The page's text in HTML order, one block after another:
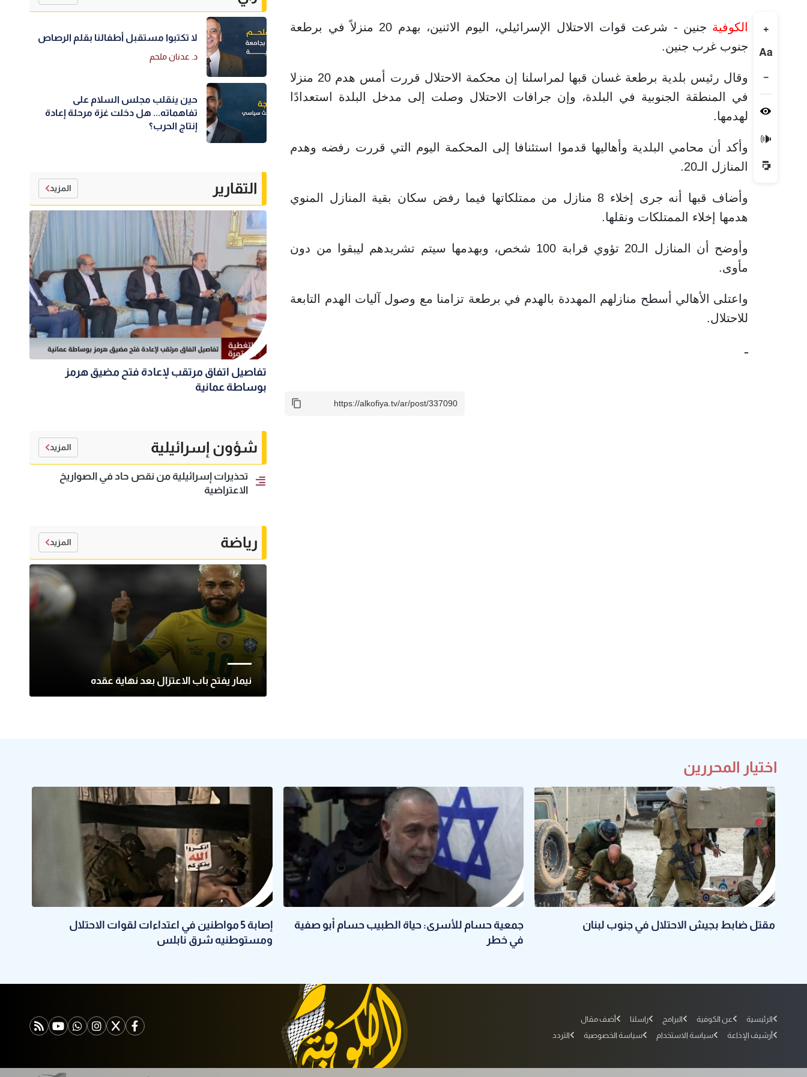
+
Aa
−
🔊
الكوفية
جنين - شرعت قوات الاحتلال الإسرائيلي، اليوم الاثنين، بهدم 20 منزلاً في برطعة
جنوب غرب جنين.
وقال رئيس بلدية برطعة غسان قبها لمراسلنا إن محكمة الاحتلال قررت أمس هدم 20 منزلا
في المنطقة الجنوبية في البلدة، وإن جرافات الاحتلال وصلت إلى مدخل البلدة استعدادًا
لهدمها.
وأكد أن محامي البلدية وأهاليها قدموا استئنافا إلى المحكمة اليوم التي قررت رفضه وهدم
المنازل الـ20.
وأضاف قبها أنه جرى إخلاء 8 منازل من ممتلكاتها فيما رفض سكان بقية المنازل المنوي
هدمها إخلاء الممتلكات ونقلها.
وأوضح أن المنازل الـ20 تؤوي قرابة 100 شخص، وبهدمها سيتم تشريدهم ليبقوا من دون
مأوى.
واعتلى الأهالي أسطح منازلهم المهددة بالهدم في برطعة تزامنا مع وصول آليات الهدم التابعة
للاحتلال.
ـ
لا تكتبوا مستقبل أطفالنا بقلم الرصاص
د. عدنان ملحم
حين ينقلب مجلس السلام على
تفاهماته... هل دخلت غزة مرحلة إعادة
إنتاج الحرب؟
التقارير المزيد
تفاصيل اتفاق مرتقب لإعادة فتح مضيق هرمز
بوساطة عمانية
شؤون إسرائيلية المزيد
تحذيرات إسرائيلية من نقص حاد في الصواريخ
الاعتراضية
رياضة المزيد
نيمار يفتح باب الاعتزال بعد نهاية عقده
اختيار المحررين
مقتل ضابط بجيش الاحتلال في جنوب لبنان
جمعية حسام للأسرى: حياة الطبيب حسام أبو صفية
في خطر
إصابة 5 مواطنين في اعتداءات لقوات الاحتلال
ومستوطنيه شرق نابلس
الرئيسية عن الكوفية البرامج راسلنا
أضف مقال
أرشيف الإذاعة
سياسة الاستخدام سياسة الخصوصية التردد